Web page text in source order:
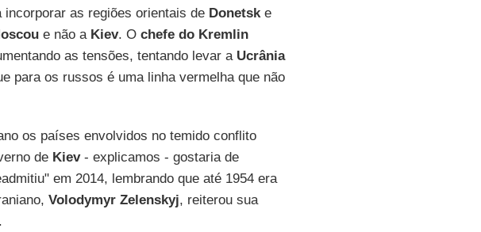
as regiões orientais de Donetske
e não a Kiev. O chefe do Kremlin
as tensões, tentando levar a Ucrânia
para os russos é uma linha vermelha que não
os países envolvidos no temido conflito
de Kiev- explicamos - gostaria de
em 2014, lembrando que até 1954 era
Volodymyr Zelenskyj, reiterou sua